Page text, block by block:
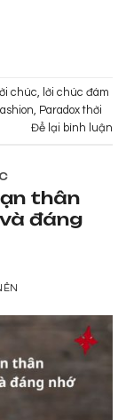
lời chúc
lời chúc đám
Paradox thời
Để lại bình luận
thân
đáng